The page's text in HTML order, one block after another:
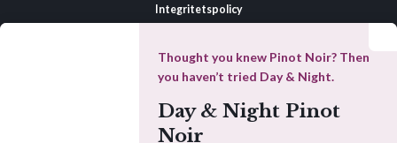
Integritetspolicy
Datainställningar
Denna webbplats drivs av Vinklubben i Norden AB
Thought you knew Pinot Noir? Then
you haven’t tried Day & Night.
Day & Night Pinot
Noir